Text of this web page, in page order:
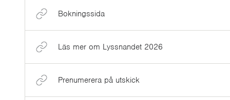
Bokningssida
Läs mer om Lyssnandet 2026
Prenumerera på utskick